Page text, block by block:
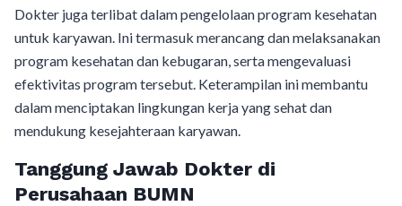
Dokter juga terlibat dalam pengelolaan program kesehatan
untuk karyawan. Ini termasuk merancang dan melaksanakan
program kesehatan dan kebugaran, serta mengevaluasi
efektivitas program tersebut. Keterampilan ini membantu
dalam menciptakan lingkungan kerja yang sehat dan
mendukung kesejahteraan karyawan.
Tanggung Jawab Dokter di
Perusahaan BUMN